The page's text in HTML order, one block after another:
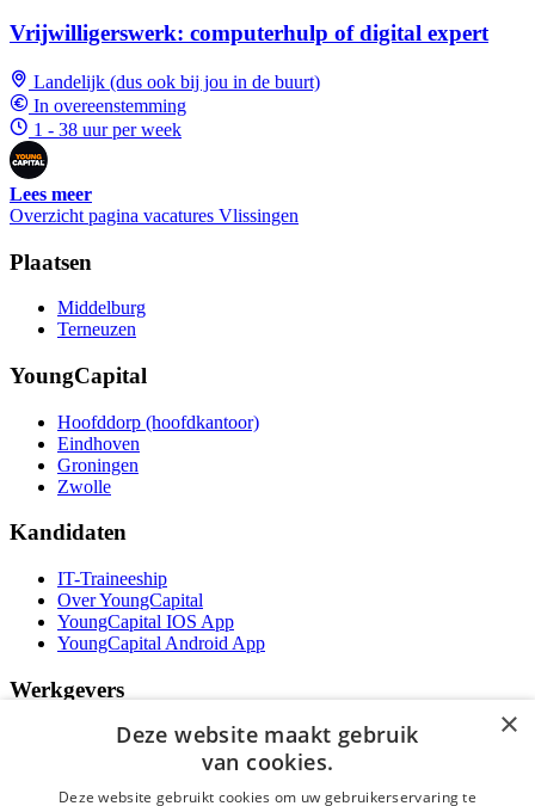
Vrijwilligerswerk: computerhulp of digital expert
Landelijk (dus ook bij jou in de buurt)
In overeenstemming
1 - 38 uur per week
Lees meer
Overzicht pagina vacatures Vlissingen
Plaatsen
Middelburg
Terneuzen
YoungCapital
Hoofddorp (hoofdkantoor)
Eindhoven
Groningen
Zwolle
Kandidaten
IT-Traineeship
Over YoungCapital
YoungCapital IOS App
YoungCapital Android App
Werkgevers
Het concept
Contractvormen
×
Deze website maakt gebruik
van cookies.
Deze website gebruikt cookies om uw gebruikerservaring te